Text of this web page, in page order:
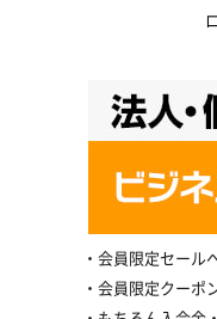
会員限定セール
会員限定クーポ